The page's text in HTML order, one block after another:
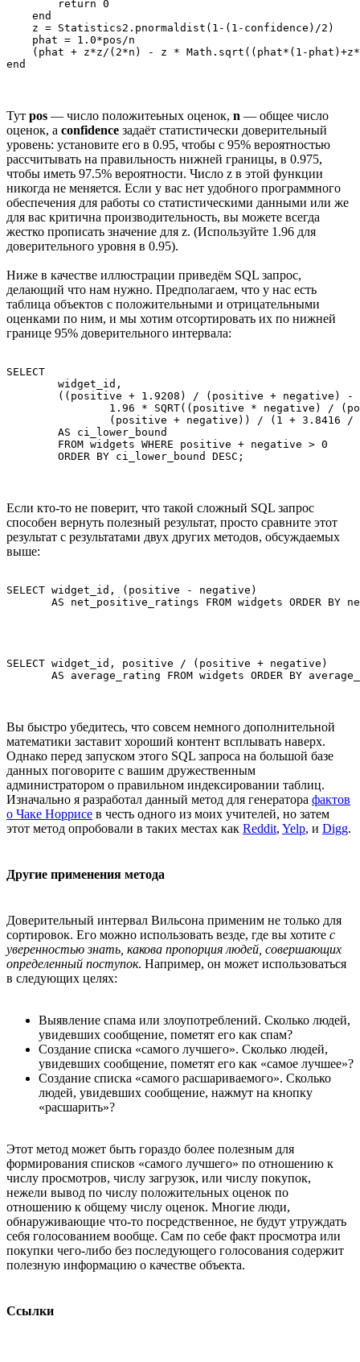
        return 0
    end
    z = Statistics2.pnormaldist(1-(1-confidence)/2)
    phat = 1.0*pos/n
(phat + z*z/(2*n) - z * Math.sqrt((phat*(1-
Тут pos — число положитеьных оценок, n — общее число
оценок, а confidence задаёт статистически доверительный
уровень: установите его в 0.95, чтобы с 95% вероятностью
рассчитывать на правильность нижней границы, в 0.975,
чтобы иметь 97.5% вероятности. Число z в этой функции
никогда не меняется. Если у вас нет удобного программного
обеспечения для работы со статистическими данными или же
для вас критична производительность, вы можете всегда
жестко прописать значение для z. (Используйте 1.96 для
доверительного уровня в 0.95).
Ниже в качестве иллюстрации приведём SQL запрос,
делающий что нам нужно. Предполагаем, что у нас есть
таблица объектов с положительными и отрицательными
оценками по ним, и мы хотим отсортировать их по нижней
границе 95% доверительного интервала:
SELECT
Если кто-то не поверит, что такой сложный SQL запрос
способен вернуть полезный результат, просто сравните этот
результат с результатами двух других методов, обсуждаемых
выше:
SELECT widget_id, (positive - negative)
SELECT widget_id, positive / (positive + negative)
Вы быстро убедитесь, что совсем немного дополнительной
математики заставит хороший контент всплывать наверх.
Однако перед запуском этого SQL запроса на большой базе
данных поговорите с вашим дружественным
администратором о правильном индексировании таблиц.
Изначально я разработал данный метод для генератора фактов
о Чаке Норрисе в честь одного из моих учителей, но затем
этот метод опробовали в таких местах как Reddit, Yelp, и Digg.
Другие применения метода
Доверительный интервал Вильсона применим не только для
сортировок. Его можно использовать везде, где вы хотите с
уверенностью знать, какова пропорция людей, совершающих
определенный поступок. Например, он может использоваться
в следующих целях:
Выявление спама или злоупотреблений. Сколько людей,
увидевших сообщение, пометят его как спам?
Создание списка «самого лучшего». Сколько людей,
увидевших сообщение, пометят его как «самое лучшее»?
Создание списка «самого расшариваемого». Сколько
людей, увидевших сообщение, нажмут на кнопку
«расшарить»?
Этот метод может быть гораздо более полезным для
формирования списков «самого лучшего» по отношению к
числу просмотров, числу загрузок, или числу покупок,
нежели вывод по числу положительных оценок по
отношению к общему числу оценок. Многие люди,
обнаруживающие что-то посредственное, не будут утруждать
себя голосованием вообще. Сам по себе факт просмотра или
покупки чего-либо без последующего голосования содержит
полезную информацию о качестве объекта.
Ссылки